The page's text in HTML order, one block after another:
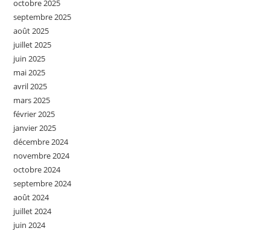
octobre 2025
septembre 2025
août 2025
juillet 2025
juin 2025
mai 2025
avril 2025
mars 2025
février 2025
janvier 2025
décembre 2024
novembre 2024
octobre 2024
septembre 2024
août 2024
juillet 2024
juin 2024